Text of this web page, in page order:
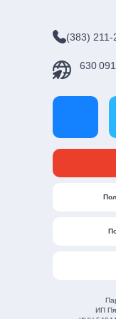
ИП
630
(383) 211-